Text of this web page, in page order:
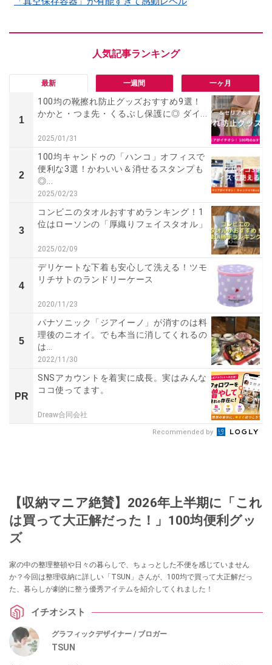
最新 一週間 一ヶ月
1
100均の靴擦れ防止グッズおすすめ9選！
かかと・つま先・くるぶし保護に◎ ダイ...
2025/01/31
2
100均キャンドゥの「ハンコ」オフィスで
便利な3選！かわいい＆消せるスタンプも
◎...
2025/02/23
3
コンビニのタオルおすすめランキング！1
位はローソンの「厚織りフェイスタオル」
2025/02/09
4
デリケートな下着も安心して洗える！ツモ
リチサトのランドリーケース
2020/11/23
5
パナソニック「ジアイーノ」が消すのは料
理後のニオイ。でも本当に消してくれるの
は…
2022/11/30
PR
SNSアカウントを着実に成長。実はみんな
ココ使ってます。
Dreaw合同会社
Recommended by
【収納マニア絶賛】2026年上半期に「これ
は買って大正解だった！」100均便利グッ
ズ
家の中の整理整頓や日々の暮らしで、ちょっとした不便を感じていません
か？今回は整理収納に詳しい「TSUN」さんが、100均で買って大正解だっ
た、暮らしが劇的に整う優秀アイテムを紹介してくれました！
イチオシスト
グラフィックデザイナー / ブロガー
TSUN